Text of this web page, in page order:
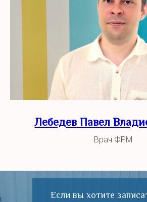
Лебедев Павел
Врач ФРМ
Если вы хотите